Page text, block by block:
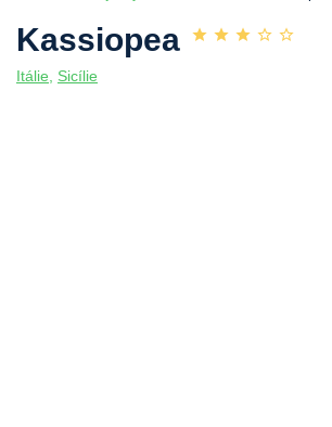
Kassiopea
Itálie Sicílie